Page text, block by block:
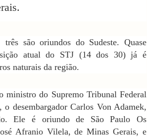
são oriundos do Sudeste. Quase
atual do STJ (14 dos 30) já é
naturais da região.
ministro do Supremo Tribunal Federal
desembargador Carlos Von Adamek,
Ele é oriundo de São Paulo Os
Afranio Vilela, de Minas Gerais, e